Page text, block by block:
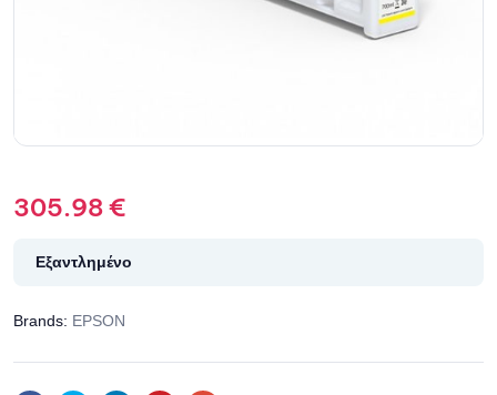
305.98€
Εξαντλημένο
Brands: EPSON